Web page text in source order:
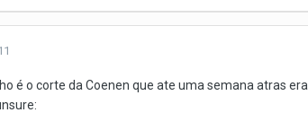
é o corte da Coenen que ate uma semana atras